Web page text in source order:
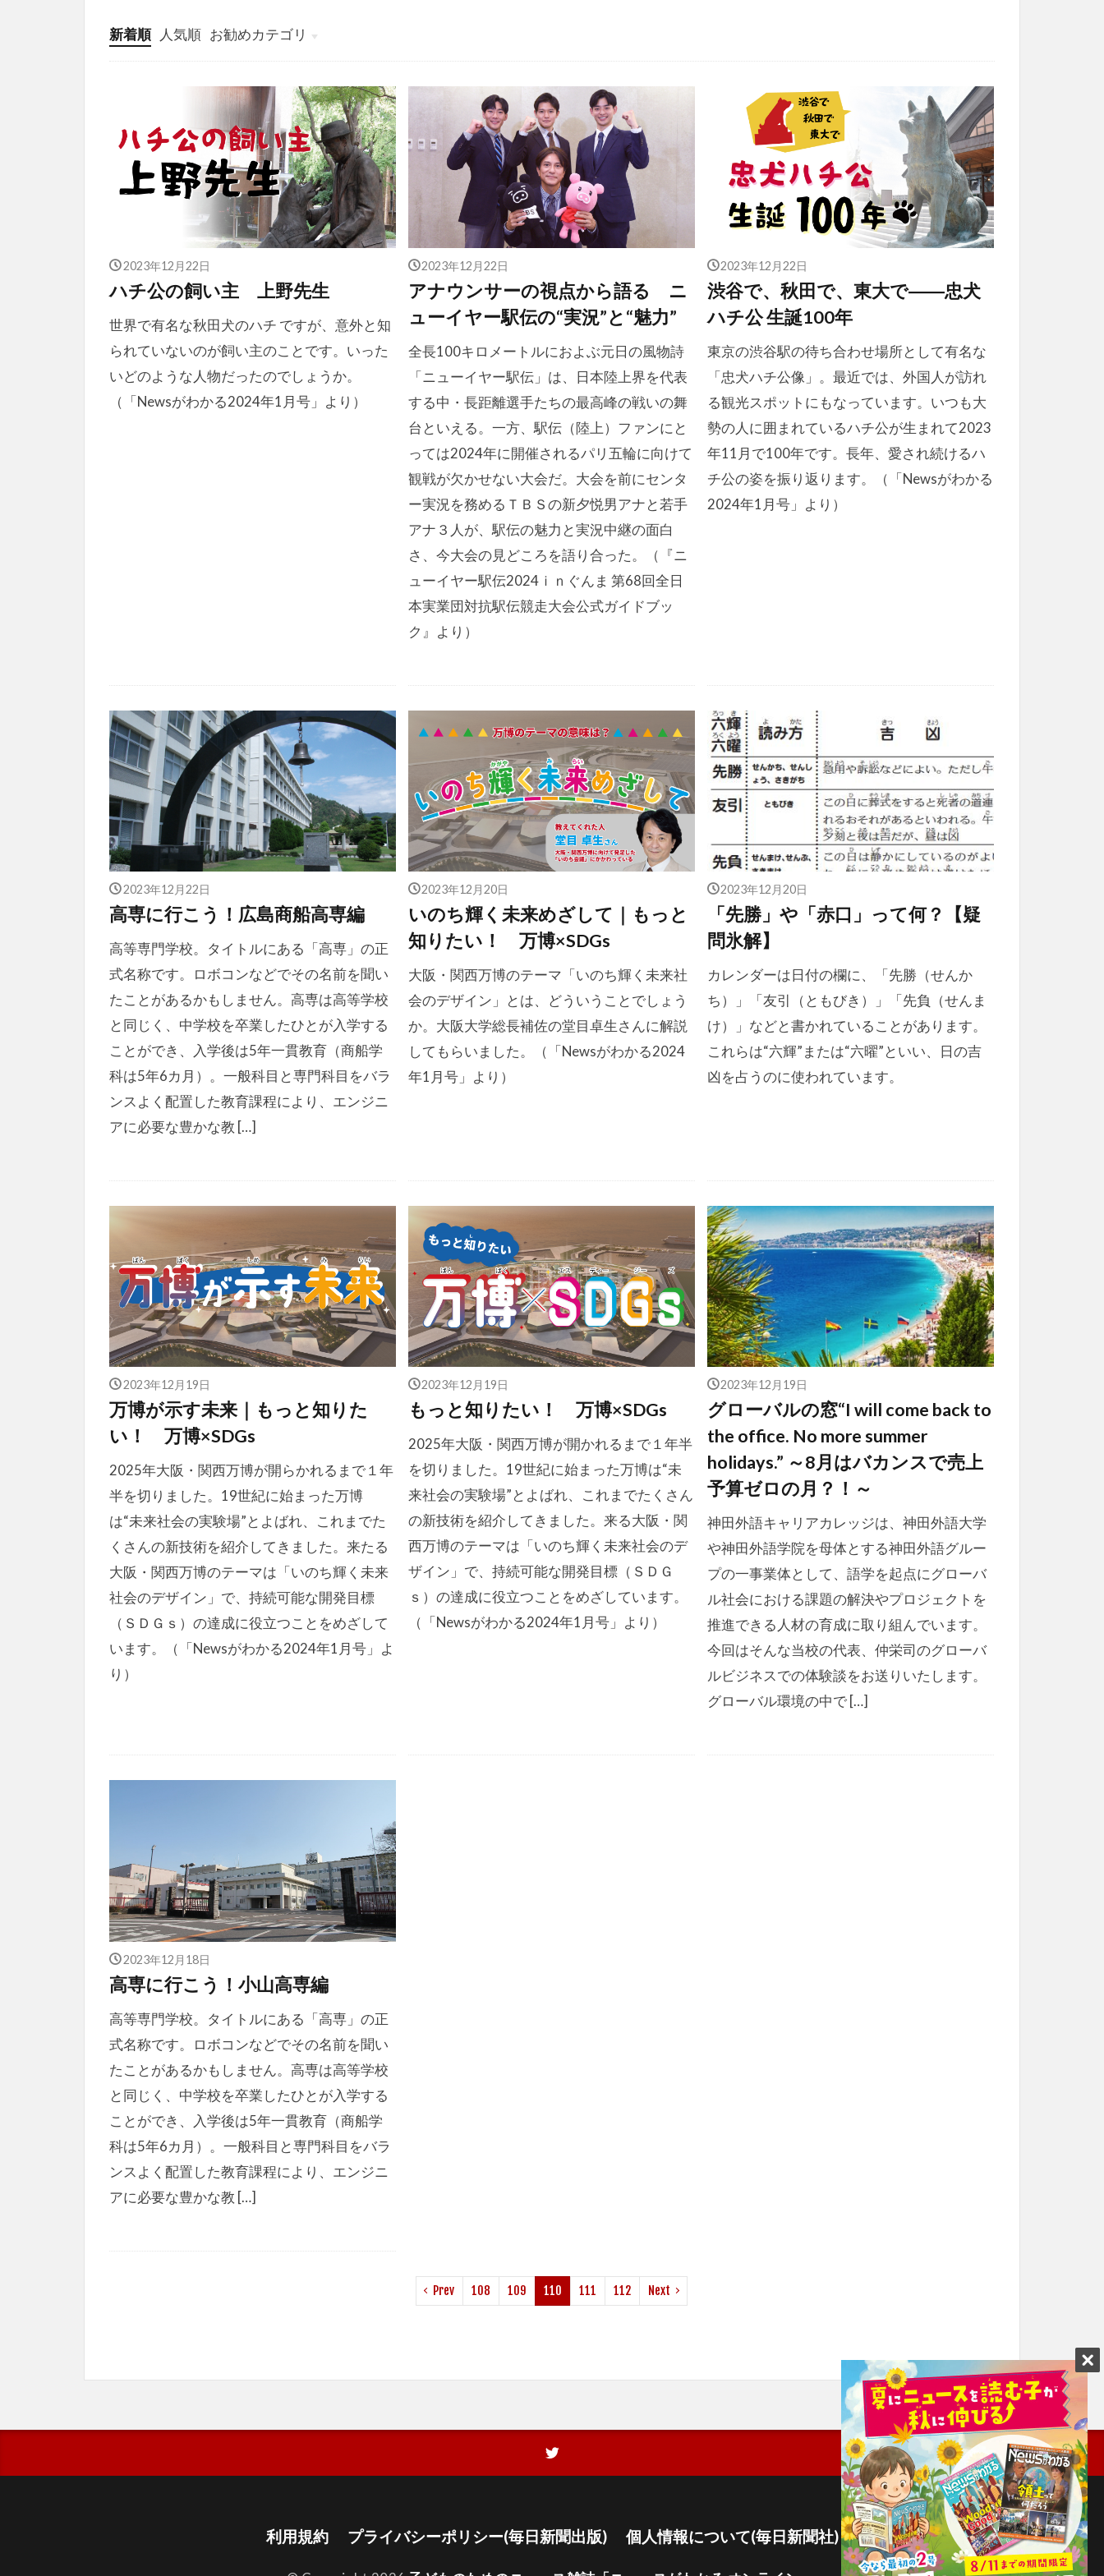
新着順 人気順 お勧めカテゴリ
投稿
学び
マンガ
電子書籍
2023年12月22日
ハチ公の飼い主 上野先生
世界で有名な秋田犬のハチ ですが、意外と知
られていないのが飼い主のことです。いった
いどのような人物だったのでしょうか。
（「Newsがわかる2024年1月号」より）
2023年12月22日
アナウンサーの視点から語る ニ
ューイヤー駅伝の“実況”と“魅力”
全長100キロメートルにおよぶ元日の風物詩
「ニューイヤー駅伝」は、日本陸上界を代表
する中・長距離選手たちの最高峰の戦いの舞
台といえる。一方、駅伝（陸上）ファンにと
っては2024年に開催されるパリ五輪に向けて
観戦が欠かせない大会だ。大会を前にセンタ
ー実況を務めるＴＢＳの新夕悦男アナと若手
アナ３人が、駅伝の魅力と実況中継の面白
さ、今大会の見どころを語り合った。（『ニ
ューイヤー駅伝2024ｉｎぐんま 第68回全日
本実業団対抗駅伝競走大会公式ガイドブッ
ク』より）
2023年12月22日
渋谷で、秋田で、東大で――忠犬
ハチ公 生誕100年
東京の渋谷駅の待ち合わせ場所として有名な
「忠犬ハチ公像」。最近では、外国人が訪れ
る観光スポットにもなっています。いつも大
勢の人に囲まれているハチ公が生まれて2023
年11月で100年です。長年、愛され続けるハ
チ公の姿を振り返ります。（「Newsがわかる
2024年1月号」より）
2023年12月22日
高専に行こう！広島商船高専編
高等専門学校。タイトルにある「高専」の正
式名称です。ロボコンなどでその名前を聞い
たことがあるかもしません。高専は高等学校
と同じく、中学校を卒業したひとが入学する
ことができ、入学後は5年一貫教育（商船学
科は5年6カ月）。一般科目と専門科目をバラ
ンスよく配置した教育課程により、エンジニ
アに必要な豊かな教 […]
2023年12月20日
いのち輝く未来めざして｜もっと
知りたい！ 万博×SDGs
大阪・関西万博のテーマ「いのち輝く未来社
会のデザイン」とは、どういうことでしょう
か。大阪大学総長補佐の堂目卓生さんに解説
してもらいました。（「Newsがわかる2024
年1月号」より）
2023年12月20日
「先勝」や「赤口」って何？【疑
問氷解】
カレンダーは日付の欄に、「先勝（せんか
ち）」「友引（ともびき）」「先負（せんま
け）」などと書かれていることがあります。
これらは“六輝”または“六曜”といい、日の吉
凶を占うのに使われています。
2023年12月19日
万博が示す未来｜もっと知りた
い！ 万博×SDGs
2025年大阪・関西万博が開らかれるまで１年
半を切りました。19世紀に始まった万博
は“未来社会の実験場”とよばれ、これまでた
くさんの新技術を紹介してきました。来たる
大阪・関西万博のテーマは「いのち輝く未来
社会のデザイン」で、持続可能な開発目標
（ＳＤＧｓ）の達成に役立つことをめざして
います。（「Newsがわかる2024年1月号」よ
り）
2023年12月19日
もっと知りたい！ 万博×SDGs
2025年大阪・関西万博が開かれるまで１年半
を切りました。19世紀に始まった万博は“未
来社会の実験場”とよばれ、これまでたくさん
の新技術を紹介してきました。来る大阪・関
西万博のテーマは「いのち輝く未来社会のデ
ザイン」で、持続可能な開発目標（ＳＤＧ
ｓ）の達成に役立つことをめざしています。
（「Newsがわかる2024年1月号」より）
2023年12月19日
グローバルの窓“I will come back to
the office. No more summer
holidays.” ～8月はバカンスで売上
予算ゼロの月？！～
神田外語キャリアカレッジは、神田外語大学
や神田外語学院を母体とする神田外語グルー
プの一事業体として、語学を起点にグローバ
ル社会における課題の解決やプロジェクトを
推進できる人材の育成に取り組んでいます。
今回はそんな当校の代表、仲栄司のグローバ
ルビジネスでの体験談をお送りいたします。
グローバル環境の中で […]
2023年12月18日
高専に行こう！小山高専編
高等専門学校。タイトルにある「高専」の正
式名称です。ロボコンなどでその名前を聞い
たことがあるかもしません。高専は高等学校
と同じく、中学校を卒業したひとが入学する
ことができ、入学後は5年一貫教育（商船学
科は5年6カ月）。一般科目と専門科目をバラ
ンスよく配置した教育課程により、エンジニ
アに必要な豊かな教 […]
Prev 108 109 110 111 112 Next
利用規約 プライバシーポリシー(毎日新聞出版) 個人情報について(毎日新聞社)